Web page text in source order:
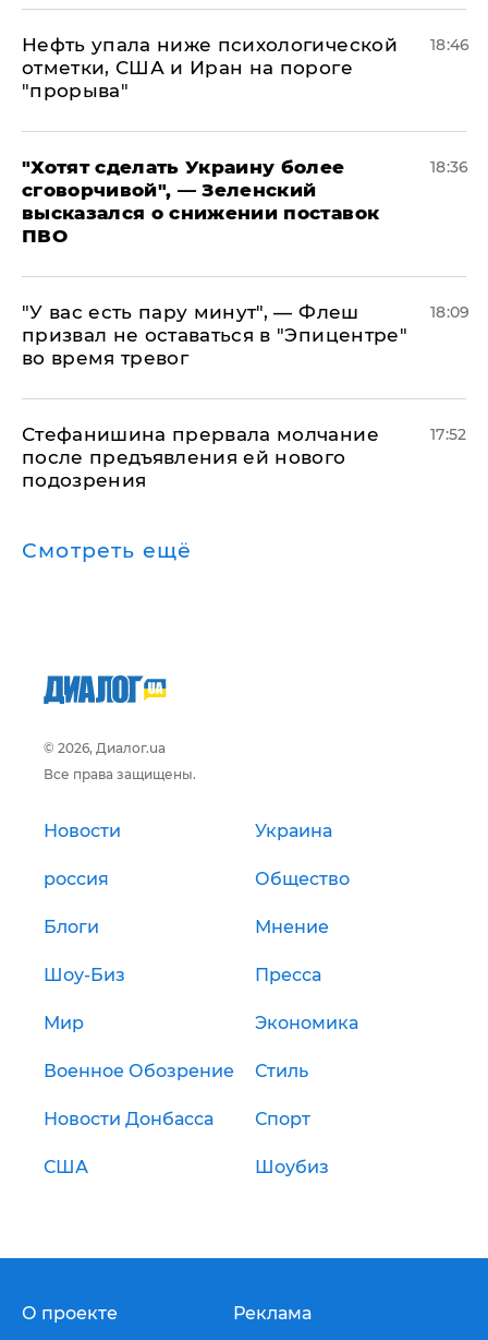
Нефть упала ниже психологической
отметки, США и Иран на пороге
"прорыва"
18:46
​"Хотят сделать Украину более
сговорчивой", — Зеленский
высказался о снижении поставок
ПВО
18:36
​"У вас есть пару минут", — Флеш
призвал не оставаться в "Эпицентре"
во время тревог
18:09
Стефанишина прервала молчание
после предъявления ей нового
подозрения
17:52
Смотреть ещё
© 2026, Диалог.ua
Все права защищены.
Новости Украина
россия Общество
Блоги Мнение
Шоу-Биз Пресса
Мир Экономика
Военное Обозрение Стиль
Новости Донбасса Спорт
США Шоубиз
О проекте Реклама